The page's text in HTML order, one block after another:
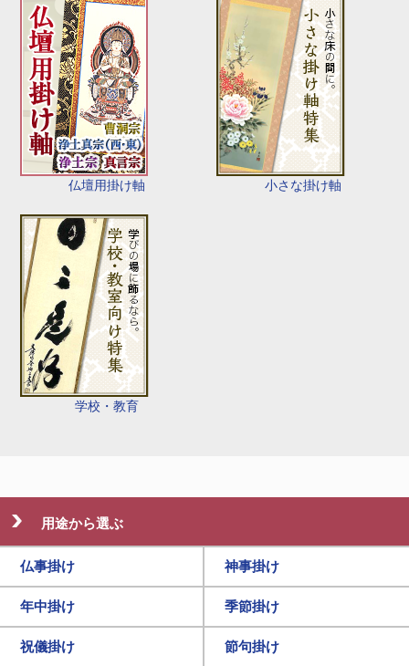
仏壇用掛け軸 小さな掛け軸
学校・教育
用途から選ぶ
仏事掛け 神事掛け
年中掛け 季節掛け
祝儀掛け 節句掛け